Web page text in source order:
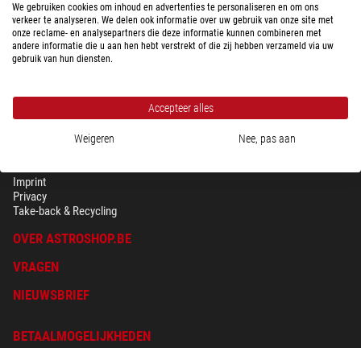
Imprint
Privacy
Take-back & Recycling
OVER ASTROSHOP.BE
VRAGEN
NIEUWSBRIEF
BETAALMOGELIJKHEDEN
We gebruiken cookies om inhoud en advertenties te personaliseren en om ons
verkeer te analyseren. We delen ook informatie over uw gebruik van onze site met
onze reclame- en analysepartners die deze informatie kunnen combineren met
andere informatie die u aan hen hebt verstrekt of die zij hebben verzameld via uw
gebruik van hun diensten.
Accepteer alles
Weigeren Nee, pas aan